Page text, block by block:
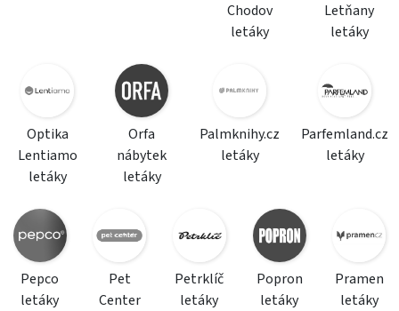
Chodov
letáky
Letňany
letáky
Optika
Lentiamo
letáky
Orfa
nábytek
letáky
Palmknihy.cz
letáky
Parfemland.cz
letáky
Pepco
letáky
Pet
Center
Petrklíč
letáky
Popron
letáky
Pramen
letáky